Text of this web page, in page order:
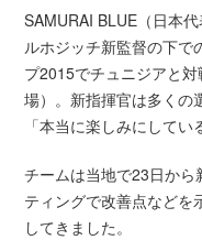
SAMURAI BLUE（日本
ルホジッチ新監督の下で
プ2015でチュニジアと
場）。新指揮官は多くの
「本当に楽しみにしてい
チームは当地で23日か
ティングで改善点などを
してきました。